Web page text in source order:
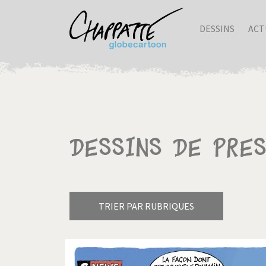
DESSINS
Dessins de
TRIER PAR RUBRIQUES
Armes à domicile